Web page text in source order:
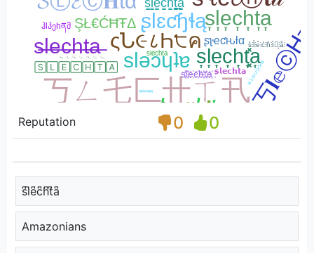
Reputation 0 0
s͆l͆e͆c͆h͆t͆a͆
Amazonians